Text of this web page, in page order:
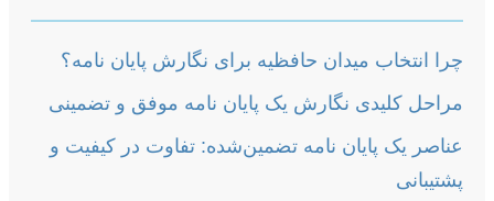
چرا انتخاب میدان حافظیه برای نگارش پایان نامه؟
مراحل کلیدی نگارش یک پایان نامه موفق و تضمینی
عناصر یک پایان نامه تضمین‌شده: تفاوت در کیفیت و
پشتیبانی